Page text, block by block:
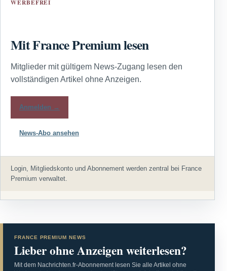
WERBEFREI
Mit France Premium lesen
Mitglieder mit gültigem News-Zugang lesen den
vollständigen Artikel ohne Anzeigen.
Anmelden →
News-Abo ansehen
Login, Mitgliedskonto und Abonnement werden zentral bei France
Premium verwaltet.
FRANCE PREMIUM NEWS
Lieber ohne Anzeigen weiterlesen?
Mit dem Nachrichten.fr-Abonnement lesen Sie alle Artikel ohne